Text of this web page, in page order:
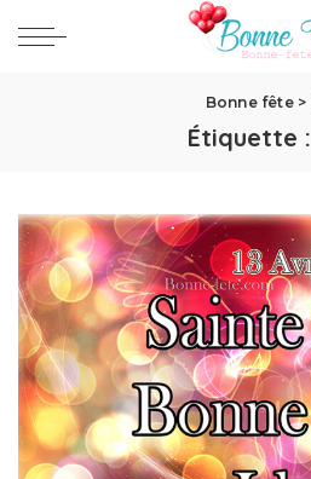
Bonne fête>
Étiquette :